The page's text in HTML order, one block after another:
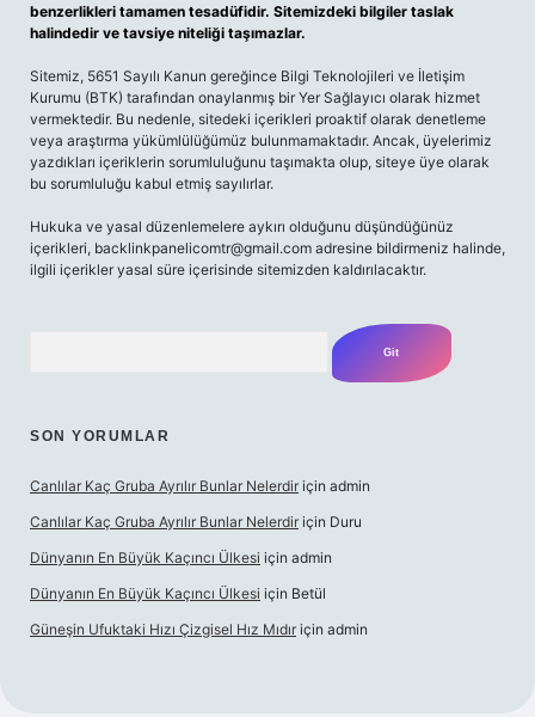
benzerlikleri tamamen tesadüfidir. Sitemizdeki bilgiler taslak
halindedir ve tavsiye niteliği taşımazlar.
Sitemiz, 5651 Sayılı Kanun gereğince Bilgi Teknolojileri ve İletişim
Kurumu (BTK) tarafından onaylanmış bir Yer Sağlayıcı olarak hizmet
vermektedir. Bu nedenle, sitedeki içerikleri proaktif olarak denetleme
veya araştırma yükümlülüğümüz bulunmamaktadır. Ancak, üyelerimiz
yazdıkları içeriklerin sorumluluğunu taşımakta olup, siteye üye olarak
bu sorumluluğu kabul etmiş sayılırlar.
Hukuka ve yasal düzenlemelere aykırı olduğunu düşündüğünüz
içerikleri, backlinkpanelicomtr@gmail.com adresine bildirmeniz halinde,
ilgili içerikler yasal süre içerisinde sitemizden kaldırılacaktır.
SON YORUMLAR
Canlılar Kaç Gruba Ayrılır Bunlar Nelerdir için admin
Canlılar Kaç Gruba Ayrılır Bunlar Nelerdir için Duru
Dünyanın En Büyük Kaçıncı Ülkesi için admin
Dünyanın En Büyük Kaçıncı Ülkesi için Betül
Güneşin Ufuktaki Hızı Çizgisel Hız Mıdır için admin